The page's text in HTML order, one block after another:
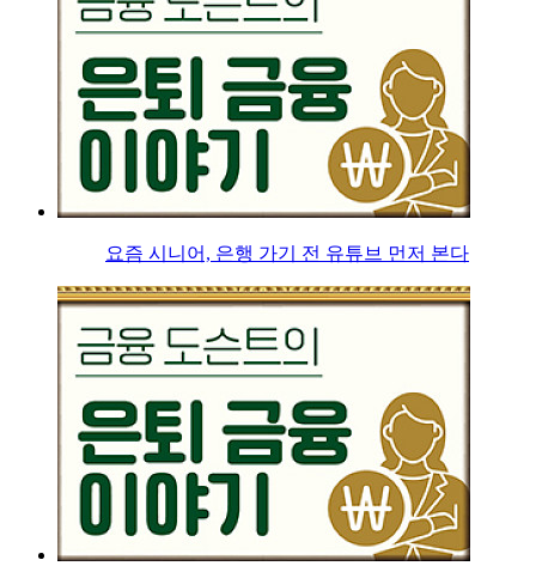
요즘 시니어, 은행 가기 전 유튜브 먼저 본다